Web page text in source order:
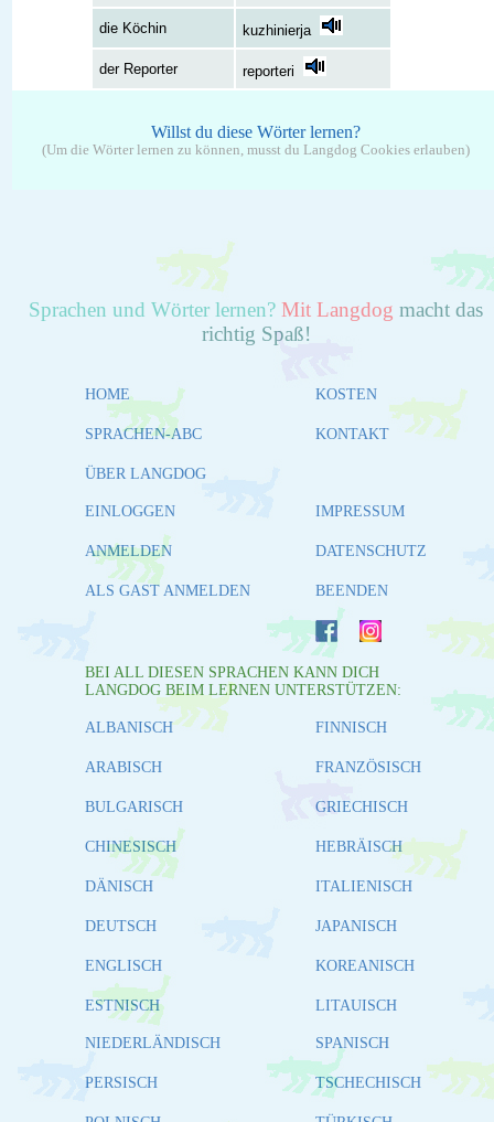
die Köchin kuzhinierja
der Reporter reporteri
Willst du diese Wörter lernen?
(Um die Wörter lernen zu können, musst du Langdog Cookies erlauben)
Sprachen und Wörter lernen? Mit Langdog macht das
richtig Spaß!
HOME
SPRACHEN-ABC
ÜBER LANGDOG
KOSTEN
KONTAKT
EINLOGGEN
ANMELDEN
ALS GAST ANMELDEN
IMPRESSUM
DATENSCHUTZ
BEENDEN
BEI ALL DIESEN SPRACHEN KANN DICH
LANGDOG BEIM LERNEN UNTERSTÜTZEN:
ALBANISCH
ARABISCH
BULGARISCH
CHINESISCH
DÄNISCH
DEUTSCH
ENGLISCH
ESTNISCH
FINNISCH
FRANZÖSISCH
GRIECHISCH
HEBRÄISCH
ITALIENISCH
JAPANISCH
KOREANISCH
LITAUISCH
NIEDERLÄNDISCH
PERSISCH
SPANISCH
TSCHECHISCH